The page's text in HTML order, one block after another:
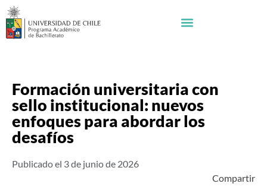
Formación universitaria con
sello institucional: nuevos
enfoques para abordar los
desafíos
Publicado el 3 de junio de 2026
Compartir